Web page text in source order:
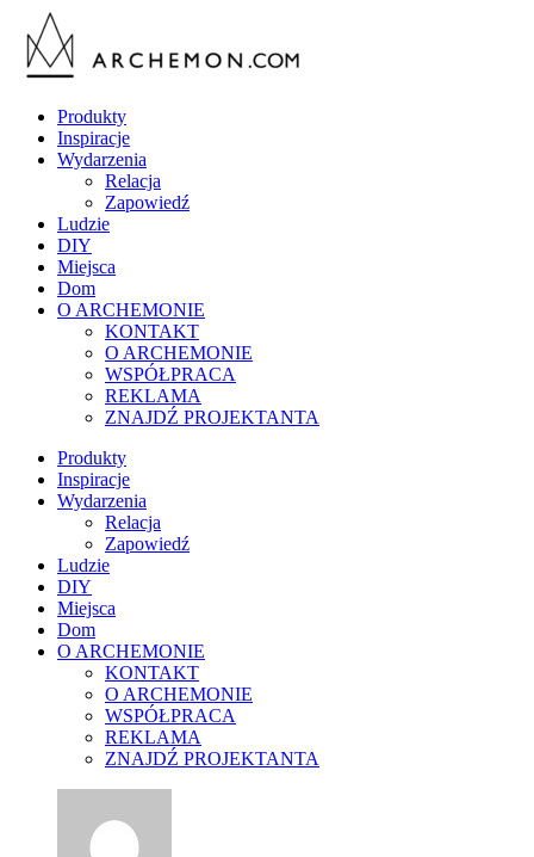
Produkty
Inspiracje
Wydarzenia
Relacja
Zapowiedź
Ludzie
DIY
Miejsca
Dom
O ARCHEMONIE
KONTAKT
O ARCHEMONIE
WSPÓŁPRACA
REKLAMA
ZNAJDŹ PROJEKTANTA
Produkty
Inspiracje
Wydarzenia
Relacja
Zapowiedź
Ludzie
DIY
Miejsca
Dom
O ARCHEMONIE
KONTAKT
O ARCHEMONIE
WSPÓŁPRACA
REKLAMA
ZNAJDŹ PROJEKTANTA